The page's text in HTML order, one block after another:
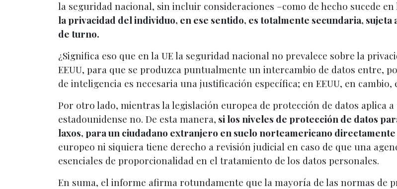
la seguridad nacional, sin incluir consideraciones –como de hecho sucede
la privacidad del individuo, en ese sentido, es totalmente secundaria,
de turno.
¿Significa eso que en la UE la seguridad nacional no prevalece sobre la
EEUU, para que se produzca puntualmente un intercambio de datos entre,
de inteligencia es necesaria una justificación específica; en EEUU, en
Por otro lado, mientras la legislación europea de protección de datos aplica
estadounidense no. De esta manera, si los niveles de protección de datos
laxos, para un ciudadano extranjero en suelo norteamericano
europeo ni siquiera tiene derecho a revisión judicial en caso de que una
esenciales de proporcionalidad en el tratamiento de los datos personales.
En suma, el informe afirma rotundamente que la mayoría de las normas de